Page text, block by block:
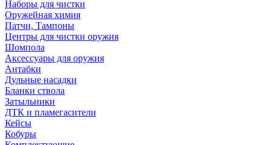
Наборы для чистки
Оружейная химия
Патчи, Тампоны
Центры для чистки оружия
Шомпола
Аксессуары для оружия
Антабки
Дульные насадки
Бланки ствола
Затыльники
ДТК и пламегасители
Кейсы
Кобуры